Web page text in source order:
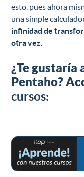
esto, pues ahora
una simple
infinidad de
otra vez.
¿Te gustaría
Pentaho?
cursos: